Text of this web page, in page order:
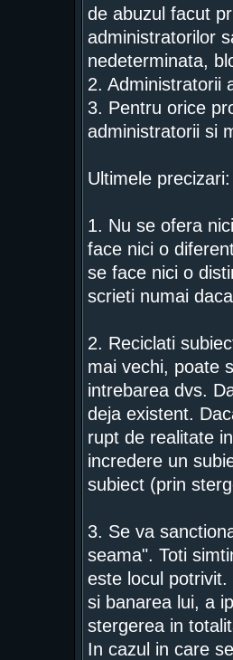
de abuzul facut
administratorilor
nedeterminata,
2. Administratorii
3. Pentru orice
administratorii si
Ultimele precizari:
1. Nu se ofera
face nici o
se face nici o
scrieti numai
2. Reciclati
mai vechi, poate
intrebarea dvs.
deja existent.
rupt de realitate
incredere un
subiect (prin
3. Se va
seama". Toti
este locul
si banarea lui, a
stergerea in
In cazul in care